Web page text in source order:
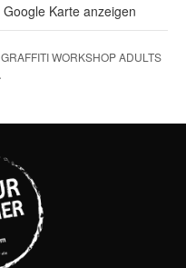
Google Karte anzeigen
GRAFFITI WORKSHOP ADULTS